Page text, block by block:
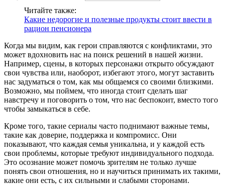
Читайте также:
Какие недорогие и полезные продукты стоит ввести в
рацион пенсионера
Когда мы видим, как герои справляются с конфликтами, это
может вдохновить нас на поиск решений в нашей жизни.
Например, сцены, в которых персонажи открыто обсуждают
свои чувства или, наоборот, избегают этого, могут заставить
нас задуматься о том, как мы общаемся со своими близкими.
Возможно, мы поймем, что иногда стоит сделать шаг
навстречу и поговорить о том, что нас беспокоит, вместо того
чтобы замыкаться в себе.
Кроме того, такие сериалы часто поднимают важные темы,
такие как доверие, поддержка и компромисс. Они
показывают, что каждая семья уникальна, и у каждой есть
свои проблемы, которые требуют индивидуального подхода.
Это осознание может помочь зрителям не только лучше
понять свои отношения, но и научиться принимать их такими,
какие они есть, с их сильными и слабыми сторонами.